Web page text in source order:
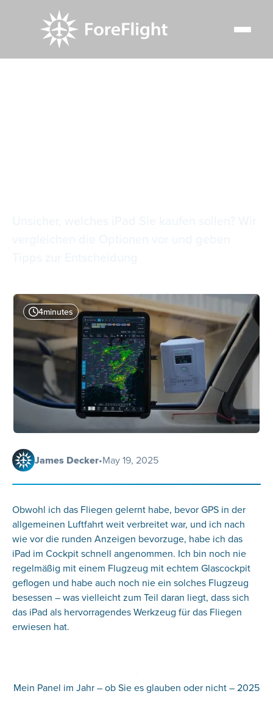
4minutes
James Decker•May 19, 2025
Obwohl ich das Fliegen gelernt habe, bevor GPS in der
allgemeinen Luftfahrt weit verbreitet war, und ich nach
wie vor die runden Anzeigen bevorzuge, habe ich das
iPad im Cockpit schnell angenommen. Ich bin noch nie
regelmäßig mit einem Flugzeug mit echtem Glascockpit
geflogen und habe auch noch nie ein solches Flugzeug
besessen – was vielleicht zum Teil daran liegt, dass sich
das iPad als hervorragendes Werkzeug für das Fliegen
erwiesen hat.
Mein Panel im Jahr – ob Sie es glauben oder nicht – 2025